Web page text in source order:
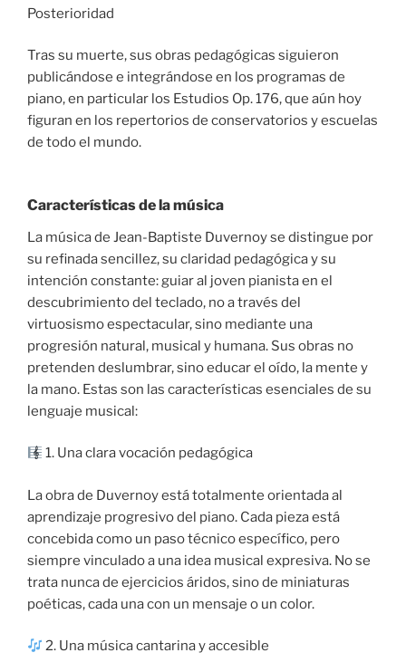
Posterioridad
Tras su muerte, sus obras pedagógicas siguieron
publicándose e integrándose en los programas de
piano, en particular los Estudios Op. 176, que aún hoy
figuran en los repertorios de conservatorios y escuelas
de todo el mundo.
Características de la música
La música de Jean-Baptiste Duvernoy se distingue por
su refinada sencillez, su claridad pedagógica y su
intención constante: guiar al joven pianista en el
descubrimiento del teclado, no a través del
virtuosismo espectacular, sino mediante una
progresión natural, musical y humana. Sus obras no
pretenden deslumbrar, sino educar el oído, la mente y
la mano. Estas son las características esenciales de su
lenguaje musical:
1. Una clara vocación pedagógica
La obra de Duvernoy está totalmente orientada al
aprendizaje progresivo del piano. Cada pieza está
concebida como un paso técnico específico, pero
siempre vinculado a una idea musical expresiva. No se
trata nunca de ejercicios áridos, sino de miniaturas
poéticas, cada una con un mensaje o un color.
2. Una música cantarina y accesible